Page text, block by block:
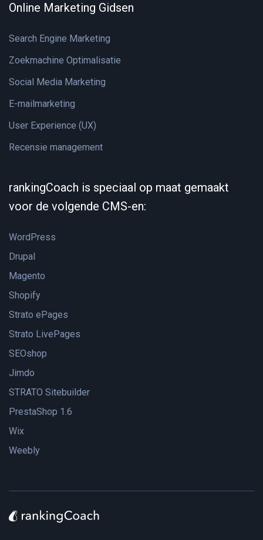
Online Marketing Gidsen
Search Engine Marketing
Zoekmachine Optimalisatie
Social Media Marketing
E-mailmarketing
User Experience (UX)
Recensie management
rankingCoach is speciaal op maat gemaakt
voor de volgende CMS-en:
WordPress
Drupal
Magento
Shopify
Strato ePages
Strato LivePages
SEOshop
Jimdo
STRATO Sitebuilder
PrestaShop 1.6
Wix
Weebly